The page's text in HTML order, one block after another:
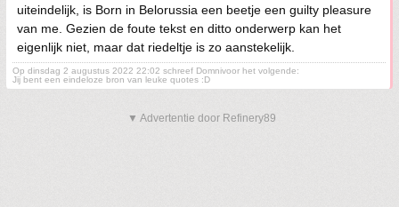
uiteindelijk, is Born in Belorussia een beetje een guilty pleasure
van me. Gezien de foute tekst en ditto onderwerp kan het
eigenlijk niet, maar dat riedeltje is zo aanstekelijk.
Op dinsdag 2 augustus 2022 22:02 schreef Domnivoor het volgende:
Jij bent een eindeloze bron van leuke quotes :D
▼ Advertentie door Refinery89